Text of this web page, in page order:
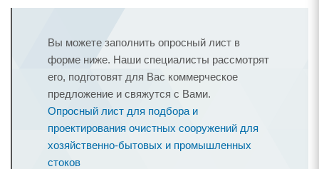
Вы можете заполнить опросный лист в
форме ниже. Наши специалисты рассмотрят
его, подготовят для Вас коммерческое
предложение и свяжутся с Вами.
Опросный лист для подбора и
проектирования очистных сооружений для
хозяйственно-бытовых и промышленных
стоков